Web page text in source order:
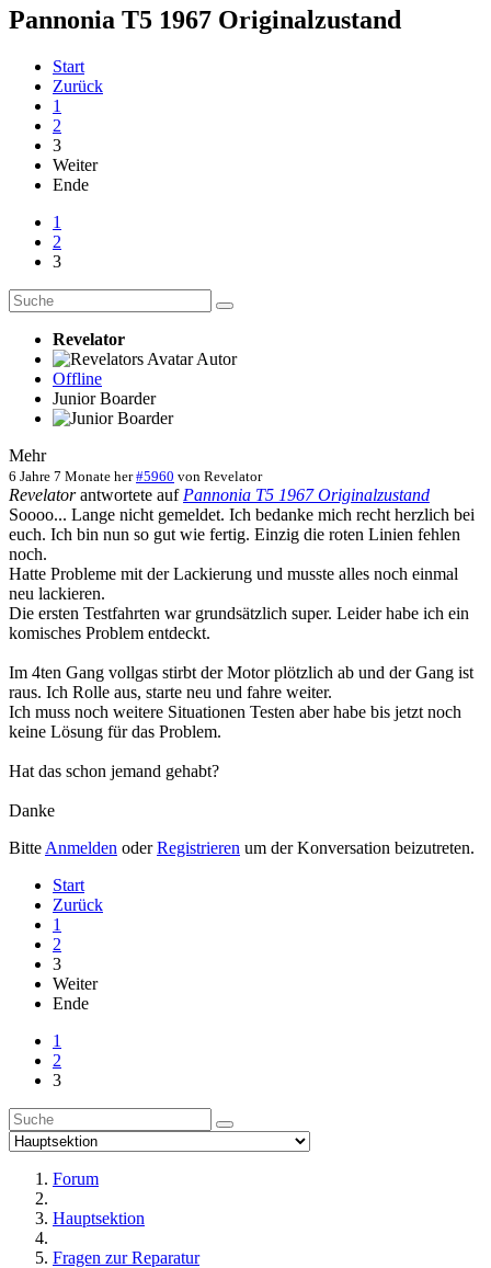
Pannonia T5 1967 Originalzustand
Start
Zurück
1
2
3
Weiter
Ende
1
2
3
Revelator
Autor
Offline
Junior Boarder
Mehr
6 Jahre 7 Monate her #5960 von Revelator
Revelatorantwortete auf Pannonia T5 1967 Originalzustand
Soooo... Lange nicht gemeldet. Ich bedanke mich recht herzlich bei
euch. Ich bin nun so gut wie fertig. Einzig die roten Linien fehlen
noch.
Hatte Probleme mit der Lackierung und musste alles noch einmal
neu lackieren.
Die ersten Testfahrten war grundsätzlich super. Leider habe ich ein
komisches Problem entdeckt.
Im 4ten Gang vollgas stirbt der Motor plötzlich ab und der Gang ist
raus. Ich Rolle aus, starte neu und fahre weiter.
Ich muss noch weitere Situationen Testen aber habe bis jetzt noch
keine Lösung für das Problem.
Hat das schon jemand gehabt?
Danke
Bitte Anmelden oderRegistrieren um der Konversation beizutreten.
Start
Zurück
1
2
3
Weiter
Ende
1
2
3
Forum
Hauptsektion
Fragen zur Reparatur